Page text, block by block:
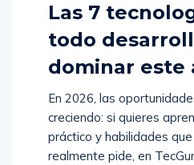
Las 7
todo
dominar este
En 2026, las
creciendo: si quieres
práctico y habilidades
realmente pide, en